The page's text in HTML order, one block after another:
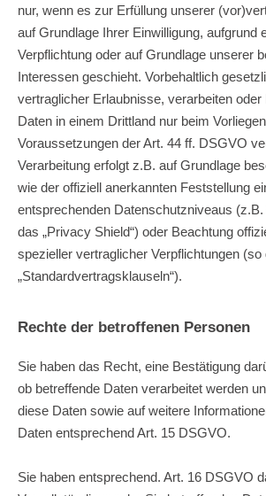
nur, wenn es zur Erfüllung unserer
auf Grundlage Ihrer Einwilligung, aufgrund
Verpflichtung oder auf Grundlage unserer
Interessen geschieht. Vorbehaltlich
vertraglicher Erlaubnisse, verarbeiten oder
Daten in einem Drittland nur beim
Voraussetzungen der Art. 44 ff. DSGVO
Verarbeitung erfolgt z.B. auf Grundlage
wie der offiziell anerkannten Feststellung
entsprechenden Datenschutzniveaus
das „Privacy Shield“) oder Beachtung
spezieller vertraglicher Verpflichtungen (so
„Standardvertragsklauseln“).
Rechte der betroffenen Personen
Sie haben das Recht, eine Bestätigung
ob betreffende Daten verarbeitet werden
diese Daten sowie auf weitere
Daten entsprechend Art. 15 DSGVO.
Sie haben entsprechend. Art. 16 DSGVO